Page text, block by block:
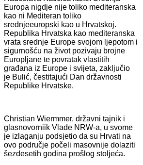
Europa nigdje nije toliko mediteranska
kao ni Mediteran toliko
srednjeeuropski kao u Hrvatskoj.
Republika Hrvatska kao mediteranska
vrata srednje Europe svojom ljepotom i
sigurnošću na život pozivaju brojne
Europljane te povratak vlastitih
građana iz Europe i svijeta, zaključio
je Bulić, čestitajući Dan državnosti
Republike Hrvatske.
Christian Wiermmer, državni tajnik i
glasnovorniik Vlade NRW-a, u svome
je izlaganju podsjetio da su Hrvati na
ovo područje počeli masovnije dolaziti
šezdesetih godina prošlog stoljeća.